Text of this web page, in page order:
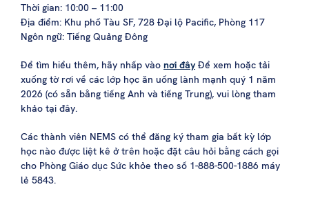
Thời gian: 10:00 – 11:00
Địa điểm: Khu phố Tàu SF, 728 Đại lộ Pacific, Phòng 117
Ngôn ngữ: Tiếng Quảng Đông
Để tìm hiểu thêm, hãy nhấp vào nơi đây Để xem hoặc tải
xuống tờ rơi về các lớp học ăn uống lành mạnh quý 1 năm
2026 (có sẵn bằng tiếng Anh và tiếng Trung), vui lòng tham
khảo tại đây.
Các thành viên NEMS có thể đăng ký tham gia bất kỳ lớp
học nào được liệt kê ở trên hoặc đặt câu hỏi bằng cách gọi
cho Phòng Giáo dục Sức khỏe theo số 1-888-500-1886 máy
lẻ 5843.